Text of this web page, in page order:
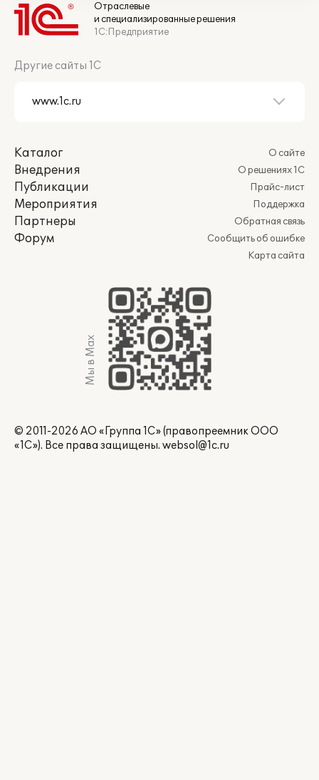
Отраслевые
и специализированные решения
1С:Предприятие
Другие сайты 1С
Каталог
Внедрения
Публикации
Мероприятия
Партнеры
Форум
О сайте
О решениях 1С
Прайс-лист
Поддержка
Обратная связь
Сообщить об ошибке
Карта сайта
Мы в Max
© 2011-2026 АО «Группа 1С» (правопреемник ООО
«1С»). Все права защищены. websol@1c.ru